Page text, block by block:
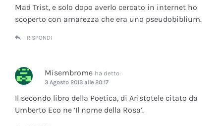
Mad Trist, e solo dopo averlo cercato in internet ho
scoperto con amarezza che era uno pseudobiblium.
RISPONDI
Misembrome ha detto:
3 Agosto 2013 alle 20:17
Il secondo libro della Poetica, di Aristotele citato da
Umberto Eco ne ‘Il nome della Rosa’.